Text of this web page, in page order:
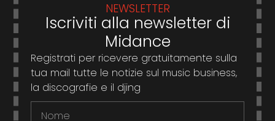
NEWSLETTER
Iscriviti alla newsletter di
Midance
Registrati per ricevere gratuitamente sulla
tua mail tutte le notizie sul music business,
la discografie e il djing